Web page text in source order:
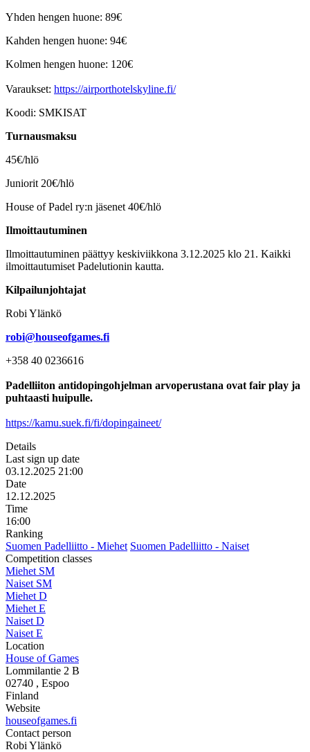
Yhden hengen huone: 89€
Kahden hengen huone: 94€
Kolmen hengen huone: 120€
Varaukset: https://airporthotelskyline.fi/
Koodi: SMKISAT
Turnausmaksu
45€/hlö
Juniorit 20€/hlö
House of Padel ry:n jäsenet 40€/hlö
Ilmoittautuminen
Ilmoittautuminen päättyy keskiviikkona 3.12.2025 klo 21. Kaikki
ilmoittautumiset Padelutionin kautta.
Kilpailunjohtajat
Robi Ylänkö
robi@houseofgames.fi
+358 40 0236616
Padelliiton antidopingohjelman arvoperustana ovat fair play ja
puhtaasti huipulle.
https://kamu.suek.fi/fi/dopingaineet/
Details
Last sign up date
03.12.2025 21:00
Date
12.12.2025
Time
16:00
Ranking
Suomen Padelliitto - Miehet Suomen Padelliitto - Naiset
Competition classes
Miehet SM
Naiset SM
Miehet D
Miehet E
Naiset D
Naiset E
Location
House of Games
Lommilantie 2 B
02740 , Espoo
Finland
Website
houseofgames.fi
Contact person
Robi Ylänkö